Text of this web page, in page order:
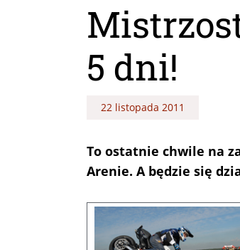
5 dni!
22 listopada 2011
To ostatnie chwile na
Arenie. A będzie się